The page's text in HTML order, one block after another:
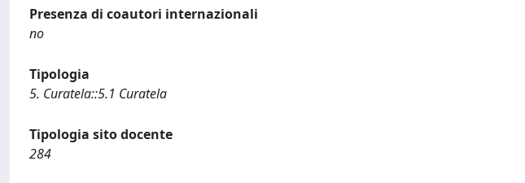
Presenza di coautori internazionali
no
Tipologia
5. Curatela::5.1 Curatela
Tipologia sito docente
284